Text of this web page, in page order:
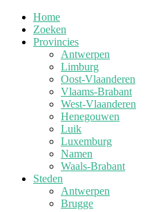
Home
Zoeken
Provincies
Antwerpen
Limburg
Oost-Vlaanderen
Vlaams-Brabant
West-Vlaanderen
Henegouwen
Luik
Luxemburg
Namen
Waals-Brabant
Steden
Antwerpen
Brugge